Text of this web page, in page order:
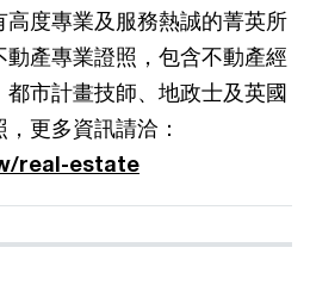
高度專業及服務熱誠的菁英所
產專業證照，包含不動產經
市計畫技師、地政士及英國
更多資訊請洽：
real-estate